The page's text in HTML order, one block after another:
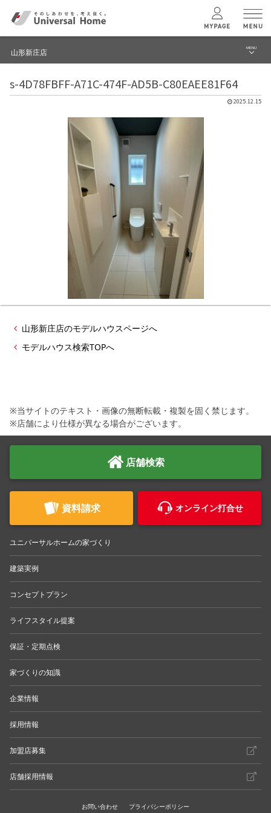
ユニバーサル ホームの特長
コンセプトプラン
テクノロジー
モデルハウス 検索・見学予約
シミュレーション
キャンペーン・コラボ情報
家づくりの知識
お問い合わせ
山形新庄店 MENU
ブログ
モデルハウス見学予約
s-4D78FBFF-A71C-474F-AD5B-C80EAEE81F64
2025.12.15
山形新庄店のモデルハウスページへ
モデルハウス検索TOPへ
※当サイトのテキスト・画像の無断転載・複製を固く禁じます。
※店舗により仕様が異なる場合がございます。
店舗検索
資料請求 オンライン打合せ
ユニバーサルホームの家づくり
建築実例
コンセプトプラン
ライフスタイル提案
保証・定期点検
家づくりの知識
企業情報
採用情報
加盟店募集
店舗採用情報
お問い合わせ プライバシーポリシー